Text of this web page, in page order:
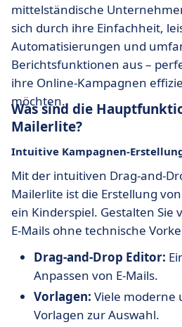
mittelständische
sich durch ihre Einfachheit,
Automatisierungen und
Berichtsfunktionen aus –
ihre Online-Kampagnen
möchten.
Was sind die
Mailerlite?
Intuitive Kampagnen-
Mit der intuitiven Drag-and-
Mailerlite ist die Erstellung
ein Kinderspiel. Gestalten Sie
E-Mails ohne technische
Drag-and-Drop Editor:
Anpassen von E-Mails.
Vorlagen: Viele moderne
Vorlagen zur Auswahl.